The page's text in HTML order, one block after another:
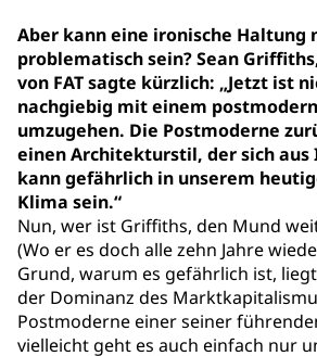
Aber kann eine ironische Haltung
problematisch sein? Sean
von FAT sagte kürzlich: „Jetzt ist
nachgiebig mit einem
umzugehen. Die Postmoderne
einen Architekturstil, der sich aus
kann gefährlich in unserem
Klima sein.“
Nun, wer ist Griffiths, den Mund
(Wo er es doch alle zehn Jahre
Grund, warum es gefährlich ist,
der Dominanz des
Postmoderne einer seiner
vielleicht geht es auch einfach nur